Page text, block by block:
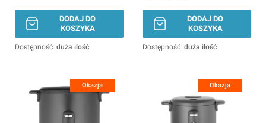
DODAJ DO
KOSZYKA
Dostępność: duża ilość
DODAJ DO
KOSZYKA
Dostępność: duża ilość
Okazja Okazja